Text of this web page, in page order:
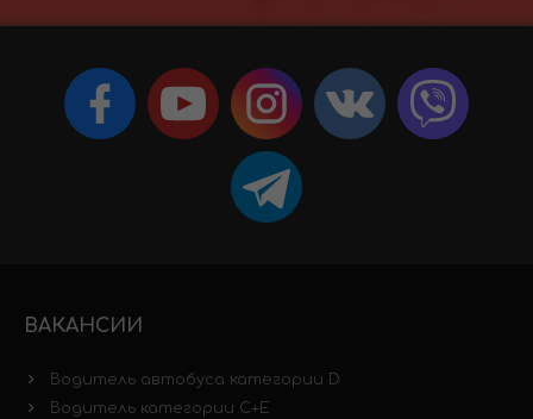
ВАКАНСИИ
Водитель автобуса категории D
Водитель категории C+E